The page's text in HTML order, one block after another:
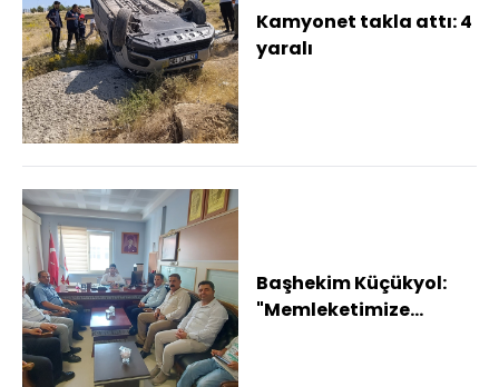
Kamyonet takla attı: 4
yaralı
Başhekim Küçükyol:
"Memleketimize